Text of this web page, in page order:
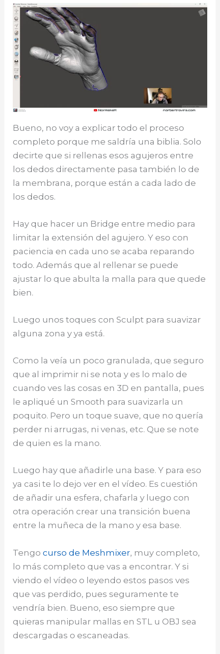
Bueno, no voy a explicar todo el proceso
completo porque me saldría una biblia. Solo
decirte que si rellenas esos agujeros entre
los dedos directamente pasa también lo de
la membrana, porque están a cada lado de
los dedos.
Hay que hacer un Bridge entre medio para
limitar la extensión del agujero. Y eso con
paciencia en cada uno se acaba reparando
todo. Además que al rellenar se puede
ajustar lo que abulta la malla para que quede
bien.
Luego unos toques con Sculpt para suavizar
alguna zona y ya está.
Como la veía un poco granulada, que seguro
que al imprimir ni se nota y es lo malo de
cuando ves las cosas en 3D en pantalla, pues
le apliqué un Smooth para suavizarla un
poquito. Pero un toque suave, que no quería
perder ni arrugas, ni venas, etc. Que se note
de quien es la mano.
Luego hay que añadirle una base. Y para eso
ya casi te lo dejo ver en el vídeo. Es cuestión
de añadir una esfera, chafarla y luego con
otra operación crear una transición buena
entre la muñeca de la mano y esa base.
Tengocurso de Meshmixer, muy completo,
lo más completo que vas a encontrar. Y si
viendo el vídeo o leyendo estos pasos ves
que vas perdido, pues seguramente te
vendría bien. Bueno, eso siempre que
quieras manipular mallas en STL u OBJ sea
descargadas o escaneadas.